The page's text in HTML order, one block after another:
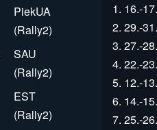
PiekUA
(Rally2)
SAU
(Rally2)
EST
(Rally2)
1. 16.-
2. 29.-
3. 27.-
4. 22.-
5. 12.-
6. 14.-
7. 25.-